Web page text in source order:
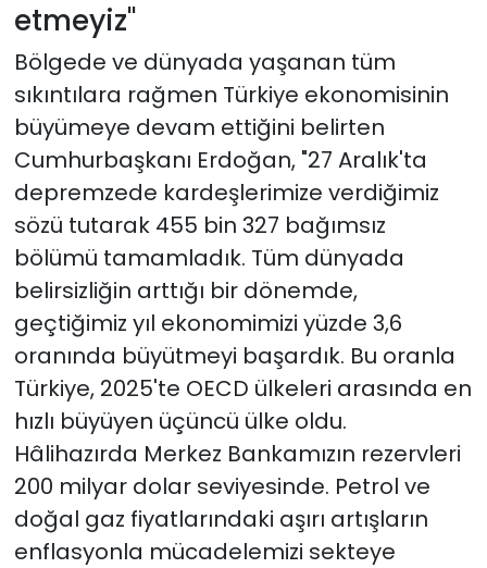
etmeyiz"
Bölgede ve dünyada yaşanan tüm
sıkıntılara rağmen Türkiye ekonomisinin
büyümeye devam ettiğini belirten
Cumhurbaşkanı Erdoğan, "27 Aralık'ta
depremzede kardeşlerimize verdiğimiz
sözü tutarak 455 bin 327 bağımsız
bölümü tamamladık. Tüm dünyada
belirsizliğin arttığı bir dönemde,
geçtiğimiz yıl ekonomimizi yüzde 3,6
oranında büyütmeyi başardık. Bu oranla
Türkiye, 2025'te OECD ülkeleri arasında en
hızlı büyüyen üçüncü ülke oldu.
Hâlihazırda Merkez Bankamızın rezervleri
200 milyar dolar seviyesinde. Petrol ve
doğal gaz fiyatlarındaki aşırı artışların
enflasyonla mücadelemizi sekteye